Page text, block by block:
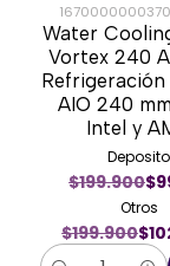
-49%
1670000000370
Water
Vortex 240
Refrigeración
AIO 240
Intel y
Deposito
$199.900
Otros
$199.900